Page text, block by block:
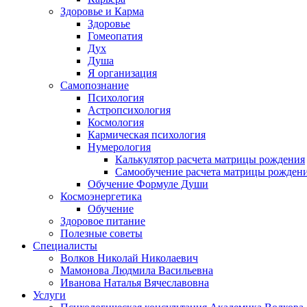
Здоровье и Карма
Здоровье
Гомеопатия
Дух
Душа
Я организация
Самопознание
Психология
Астропсихология
Космология
Кармическая психология
Нумерология
Калькулятор расчета матрицы рождения
Самообучение расчета матрицы
Обучение Формуле Души
Космоэнергетика
Обучение
Здоровое питание
Полезные советы
Специалисты
Волков Николай Николаевич
Мамонова Людмила Васильевна
Иванова Наталья Вячеславовна
Услуги